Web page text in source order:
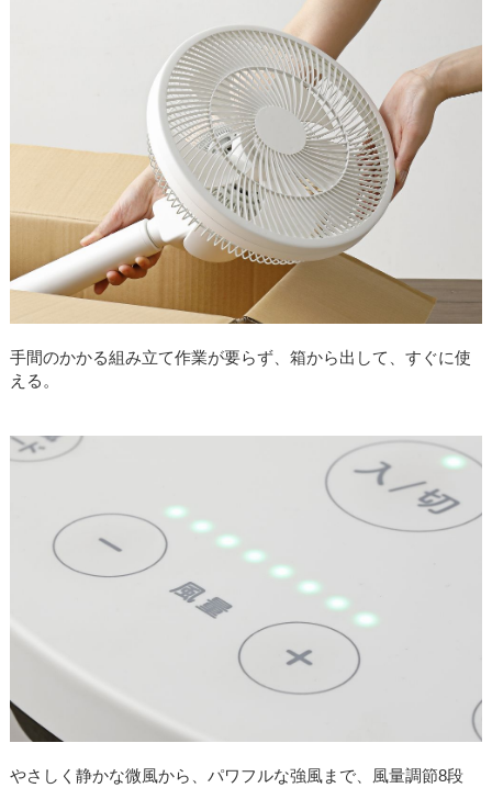
手間のかかる組み立て作業が要らず、箱から出して、すぐに使
える。
やさしく静かな微風から、パワフルな強風まで、風量調節8段